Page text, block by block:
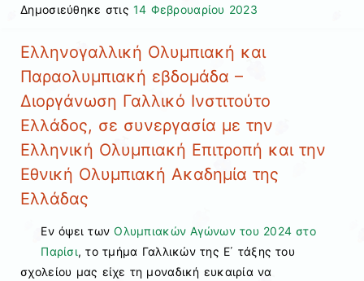
Δημοσιεύθηκε στις 14 Φεβρουαρίου 2023
Ελληνογαλλική Ολυμπιακή και
Παραολυμπιακή εβδομάδα –
Διοργάνωση Γαλλικό Ινστιτούτο
Ελλάδος, σε συνεργασία με την
Ελληνική Ολυμπιακή Επιτροπή και την
Εθνική Ολυμπιακή Ακαδημία της
Ελλάδας
Εν όψει τωνΟλυμπιακών Αγώνων του 2024 στο
Παρίσι, το τμήμα Γαλλικών της Ε΄ τάξης του
σχολείου μας είχε τη μοναδική ευκαιρία να